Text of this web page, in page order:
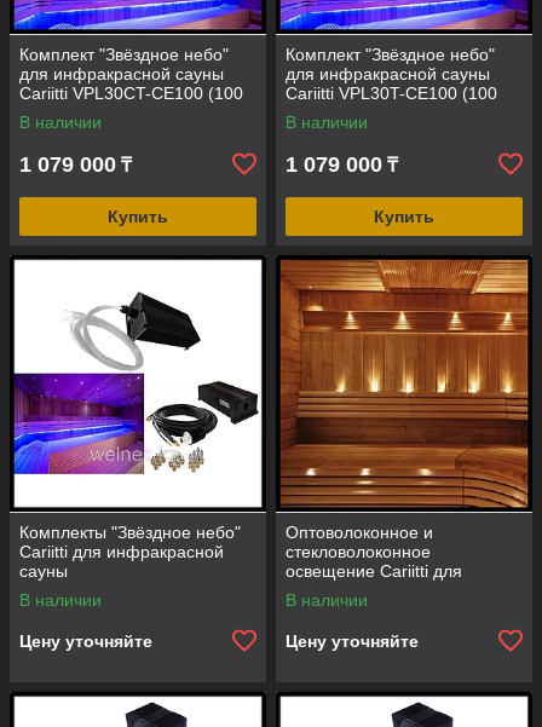
Комплект "Звёздное небо"
для инфракрасной сауны
Cariitti VPL30CT-CE100 (100
точек, эффект цветного
мерцания)
В наличии
1 079 000 ₸
Купить
Комплект "Звёздное небо"
для инфракрасной сауны
Cariitti VPL30T-CE100 (100
точек, эффект мерцания)
В наличии
1 079 000 ₸
Купить
Комплекты "Звёздное небо"
Cariitti для инфракрасной
сауны
В наличии
Цену уточняйте
Оптоволоконное и
стекловолоконное
освещение Cariitti для
инфракрасной сауны
В наличии
Цену уточняйте